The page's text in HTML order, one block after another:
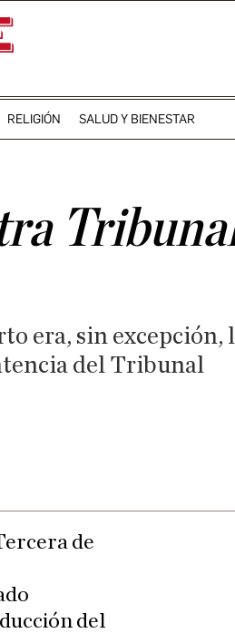
RELIGIÓN SALUD Y BIENESTAR
era, sin excepción,
del Tribunal
de
del